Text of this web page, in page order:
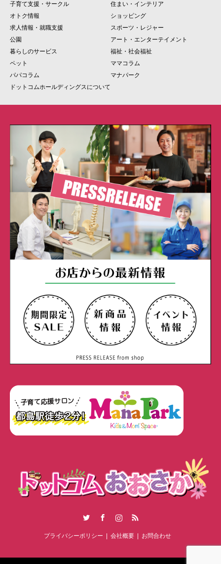
子育て支援・サークル
住まい・インテリア
オトク情報
ショッピング
求人情報・就職支援
スポーツ・レジャー
公園
アート・エンターテイメント
暮らしのサービス
福祉・社会福祉
ペット
ママコラム
パパコラム
マナパーク
ドットコムホールディングスについて
RSS
プライバシーポリシー 会社概要 お問合わせ